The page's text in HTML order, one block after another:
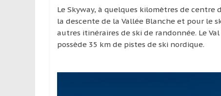
Le Skyway, à quelques kilomètres de centre
la descente de la Vallée Blanche et pour le
autres itinéraires de ski de randonnée. Le
possède 35 km de pistes de ski nordique.